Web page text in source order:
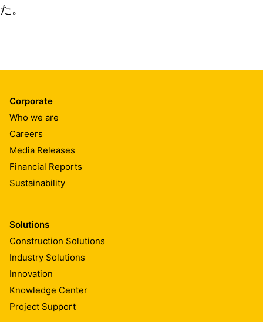
た。
Corporate
Who we are
Careers
Media Releases
Financial Reports
Sustainability
Solutions
Construction Solutions
Industry Solutions
Innovation
Knowledge Center
Project Support